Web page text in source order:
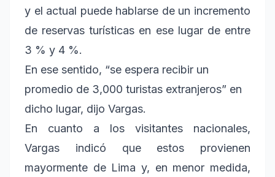
y el actual puede hablarse de un incremento
de reservas turísticas en ese lugar de entre
3 % y 4 %.
En ese sentido, “se espera recibir un
promedio de 3,000 turistas extranjeros” en
dicho lugar, dijo Vargas.
En cuanto a los visitantes nacionales,
Vargas indicó que estos provienen
mayormente de Lima y, en menor medida,